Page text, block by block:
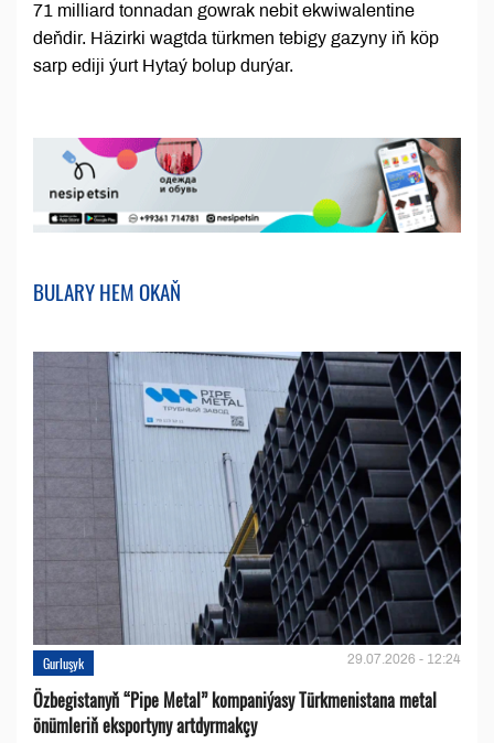
71 milliard tonnadan gowrak nebit ekwiwalentine
deňdir. Häzirki wagtda türkmen tebigy gazyny iň köp
sarp ediji ýurt Hytaý bolup durýar.
BULARY HEM OKAŇ
Gurluşyk 29.07.2026 - 12:24
Özbegistanyň “Pipe Metal” kompaniýasy Türkmenistana metal
önümleriň eksportyny artdyrmakçy